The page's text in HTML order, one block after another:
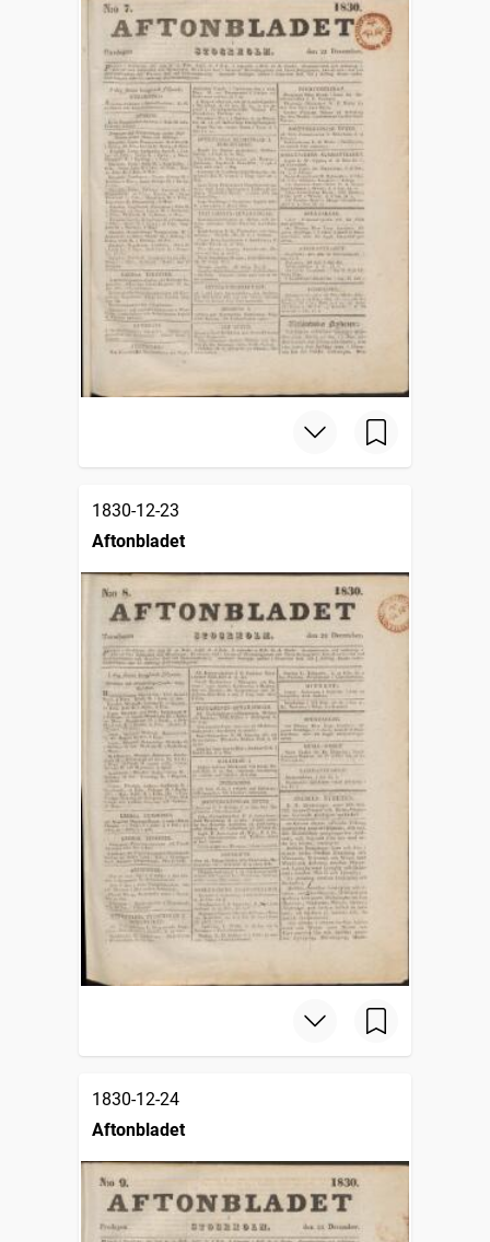
1830-12-23
Aftonbladet
1830-12-24
Aftonbladet